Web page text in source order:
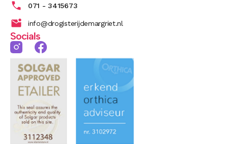
071 - 3415673
info@drogisterijdemargriet.nl
Socials